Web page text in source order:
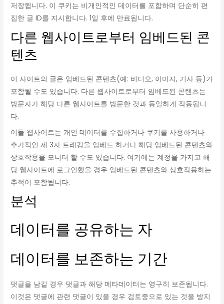
저장됩니다. 이 쿠키는 비개인적인 데이터를 포함하며 단순히 편
집한 글 ID를 지시합니다. 1일 후에 만료됩니다.
다른 웹사이트로부터 임베드된 콘
텐츠
이 사이트의 글은 임베드된 콘텐츠(예: 비디오, 이미지, 기사 등)가
포함될 수도 있습니다. 다른 웹사이트로부터 임베드된 콘텐츠는
방문자가 해당 다른 웹사이트를 방문한 것과 동일하게 작동됩니
다.
이들 웹사이트는 개인 데이터를 수집하거나 쿠키를 사용하거나
추가적인 제 3자 트래킹을 임베드 하거나 해당 임베드된 콘텐츠와
상호작용을 모니터 할 수도 있습니다. 여기에는 계정을 가지고 해
당 웹사이트에 로그인했을 경우 임베드된 콘텐츠와 상호작용하는
추적이 포함됩니다.
분석
데이터를 공유하는 자
데이터를 보존하는 기간
댓글을 남길 경우 댓글과 해당 메타데이터는 영구히 보존됩니다.
이것은 댓글에 관련 댓글이 있을 경우 검토중으로 있는 것을 방지